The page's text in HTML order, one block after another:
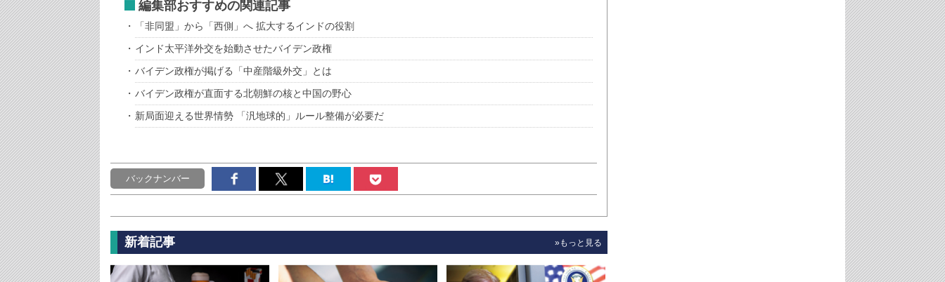
編集部おすすめの関連記事
「非同盟」から「西側」へ 拡大するインドの役割
インド太平洋外交を始動させたバイデン政権
バイデン政権が掲げる「中産階級外交」とは
バイデン政権が直面する北朝鮮の核と中国の野心
新局面迎える世界情勢 「汎地球的」ルール整備が必要だ
バックナンバー
新着記事 »もっと見る